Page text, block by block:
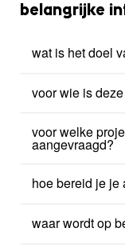
belangrijke
wat is het doel
voor wie is
voor welke
aangevraagd?
hoe bereid je je
waar wordt op